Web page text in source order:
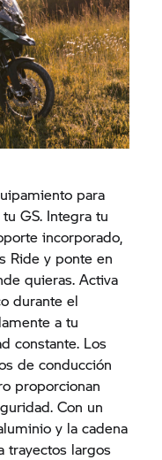
para
GS. Integra tu
incorporado,
Ride y ponte en
quieras. Activa
durante el
a tu
constante. Los
de conducción
proporcionan
Con un
y la cadena
trayectos largos